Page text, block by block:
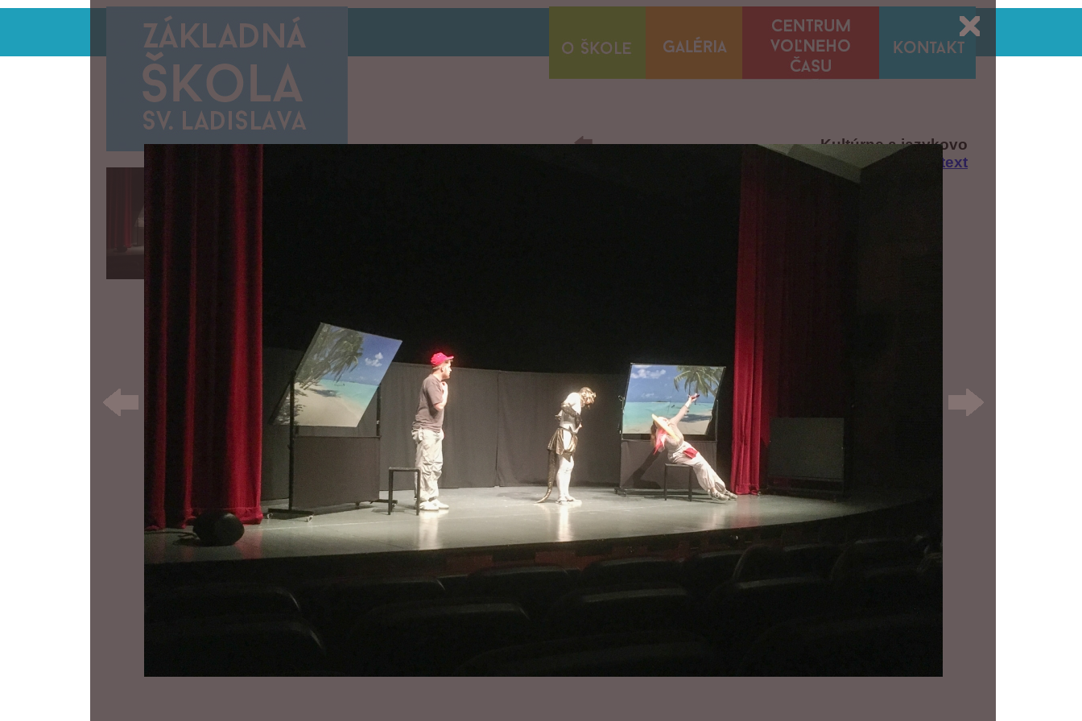
Kultúrne a jazykovo
obohatení
--text